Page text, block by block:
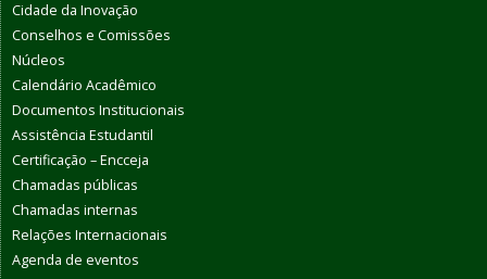
Cidade da Inovação
Conselhos e Comissões
Núcleos
Calendário Acadêmico
Documentos Institucionais
Assistência Estudantil
Certificação – Encceja
Chamadas públicas
Chamadas internas
Relações Internacionais
Agenda de eventos